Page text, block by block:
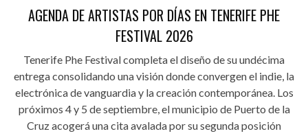
AGENDA DE ARTISTAS POR DÍAS EN TENERIFE PHE
FESTIVAL 2026
Tenerife Phe Festival completa el diseño de su undécima
entrega consolidando una visión donde convergen el indie, la
electrónica de vanguardia y la creación contemporánea. Los
próximos 4 y 5 de septiembre, el municipio de Puerto de la
Cruz acogerá una cita avalada por su segunda posición